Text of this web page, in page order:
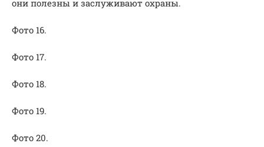
они полезны и заслуживают охраны.
Фото 16.
Фото 17.
Фото 18.
Фото 19.
Фото 20.